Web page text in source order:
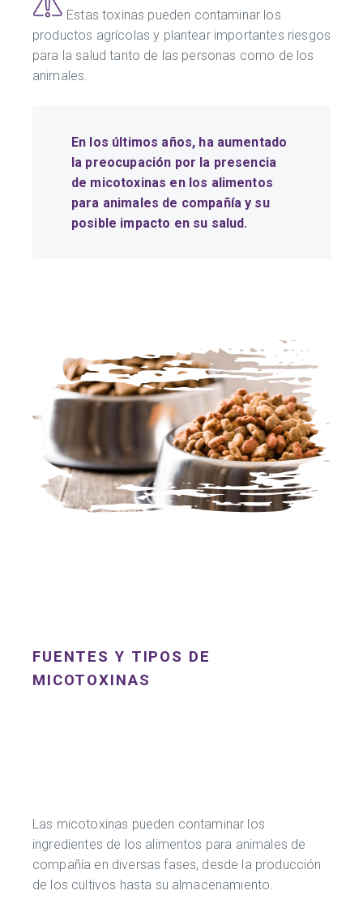
Estas toxinas pueden contaminar los
productos agrícolas y plantear importantes riesgos
para la salud tanto de las personas como de los
animales.
En los últimos años, ha aumentado
la preocupación por la presencia
de micotoxinas en los alimentos
para animales de compañía y su
posible impacto en su salud.
FUENTES Y TIPOS DE
MICOTOXINAS
Las micotoxinas pueden contaminar los
ingredientes de los alimentos para animales de
compañía en diversas fases, desde la producción
de los cultivos hasta su almacenamiento.